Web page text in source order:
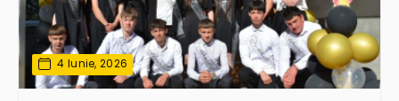
4 Iunie, 2026